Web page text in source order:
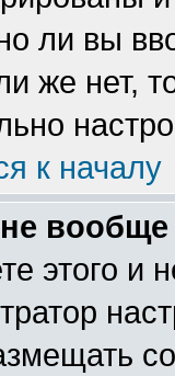
ли вы
же нет,
к началу
вообще
этого и